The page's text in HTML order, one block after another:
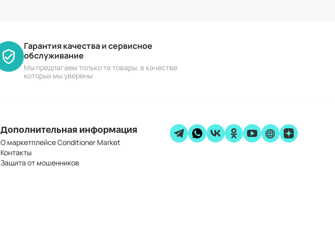
Гарантия качества и сервисное
обслуживание
Мы предлагаем только те товары, в качестве
которых мы уверены
Дополнительная информация
О маркетплейсе Conditioner Market
Контакты
Защита от мошенников